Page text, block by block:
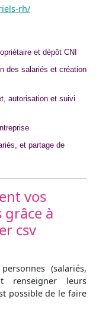
rh/
et dépôt CNI
des salariés et création
autorisation et suivi
et partage de
vos
à
csv
(salariés,
leurs
possible de le faire